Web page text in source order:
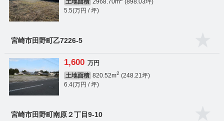
土地面積 2968.70m
(898.03坪)
5.5(万円 / 坪)
宮崎市田野町乙7226-5
1,600 万円
土地面積 820.52m2 (248.21坪)
6.4(万円 / 坪)
宮崎市田野町南原２丁目9-10